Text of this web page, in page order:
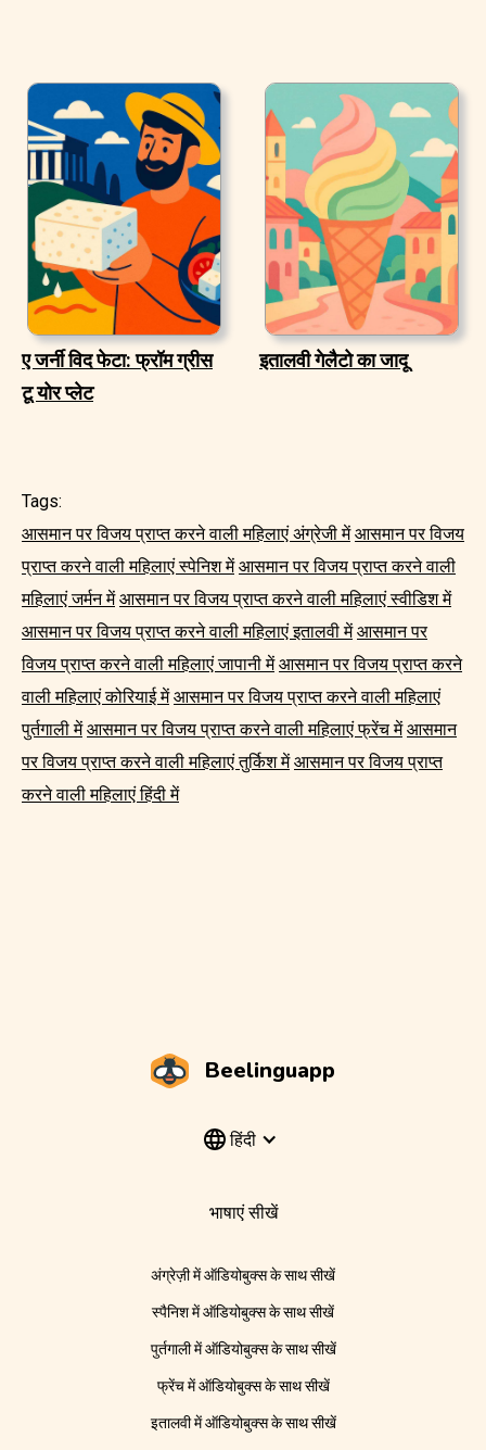
ए जर्नी विद फेटा: फ्रॉम ग्रीस
टू योर प्लेट
इतालवी गेलैटो का जादू
Tags:
आसमान पर विजय प्राप्त करने वाली महिलाएं अंग्रेजी में आसमान पर विजय
प्राप्त करने वाली महिलाएं स्पेनिश में आसमान पर विजय प्राप्त करने वाली
महिलाएं जर्मन में आसमान पर विजय प्राप्त करने वाली महिलाएं स्वीडिश में
आसमान पर विजय प्राप्त करने वाली महिलाएं इतालवी में आसमान पर
विजय प्राप्त करने वाली महिलाएं जापानी में आसमान पर विजय प्राप्त करने
वाली महिलाएं कोरियाई में आसमान पर विजय प्राप्त करने वाली महिलाएं
पुर्तगाली में आसमान पर विजय प्राप्त करने वाली महिलाएं फ्रेंच में आसमान
पर विजय प्राप्त करने वाली महिलाएं तुर्किश में आसमान पर विजय प्राप्त
करने वाली महिलाएं हिंदी में
Beelinguapp
हिंदी
भाषाएं सीखें
अंग्रेज़ी में ऑडियोबुक्स के साथ सीखें
स्पैनिश में ऑडियोबुक्स के साथ सीखें
पुर्तगाली में ऑडियोबुक्स के साथ सीखें
फ्रेंच में ऑडियोबुक्स के साथ सीखें
इतालवी में ऑडियोबुक्स के साथ सीखें